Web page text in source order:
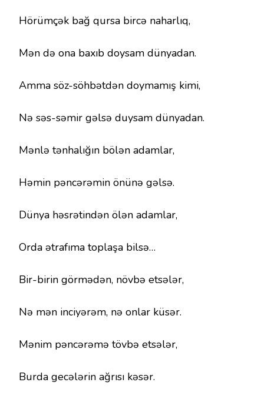
Hörümçək bağ qursa bircə naharlıq,
Mən də ona baxıb doysam dünyadan.
Amma söz-söhbətdən doymamış kimi,
Nə səs-səmir gəlsə duysam dünyadan.
Mənlə tənhalığın bölən adamlar,
Həmin pəncərəmin önünə gəlsə.
Dünya həsrətindən ölən adamlar,
Orda ətrafıma toplaşa bilsə…
Bir-birin görmədən, növbə etsələr,
Nə mən inciyərəm, nə onlar küsər.
Mənim pəncərəmə tövbə etsələr,
Burda gecələrin ağrısı kəsər.